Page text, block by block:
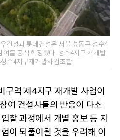
건설과 롯데건설은 서울 성동구 성수4
여를 공식 확정했다. 성수4지구 재개발
수4지구재개발사업조합
구역 제4지구 재개발 사업이
여 건설사들의 반응이 다소
찰 과정에서 개별 홍보 등 지
이 되풀이될 것을 우려해 이